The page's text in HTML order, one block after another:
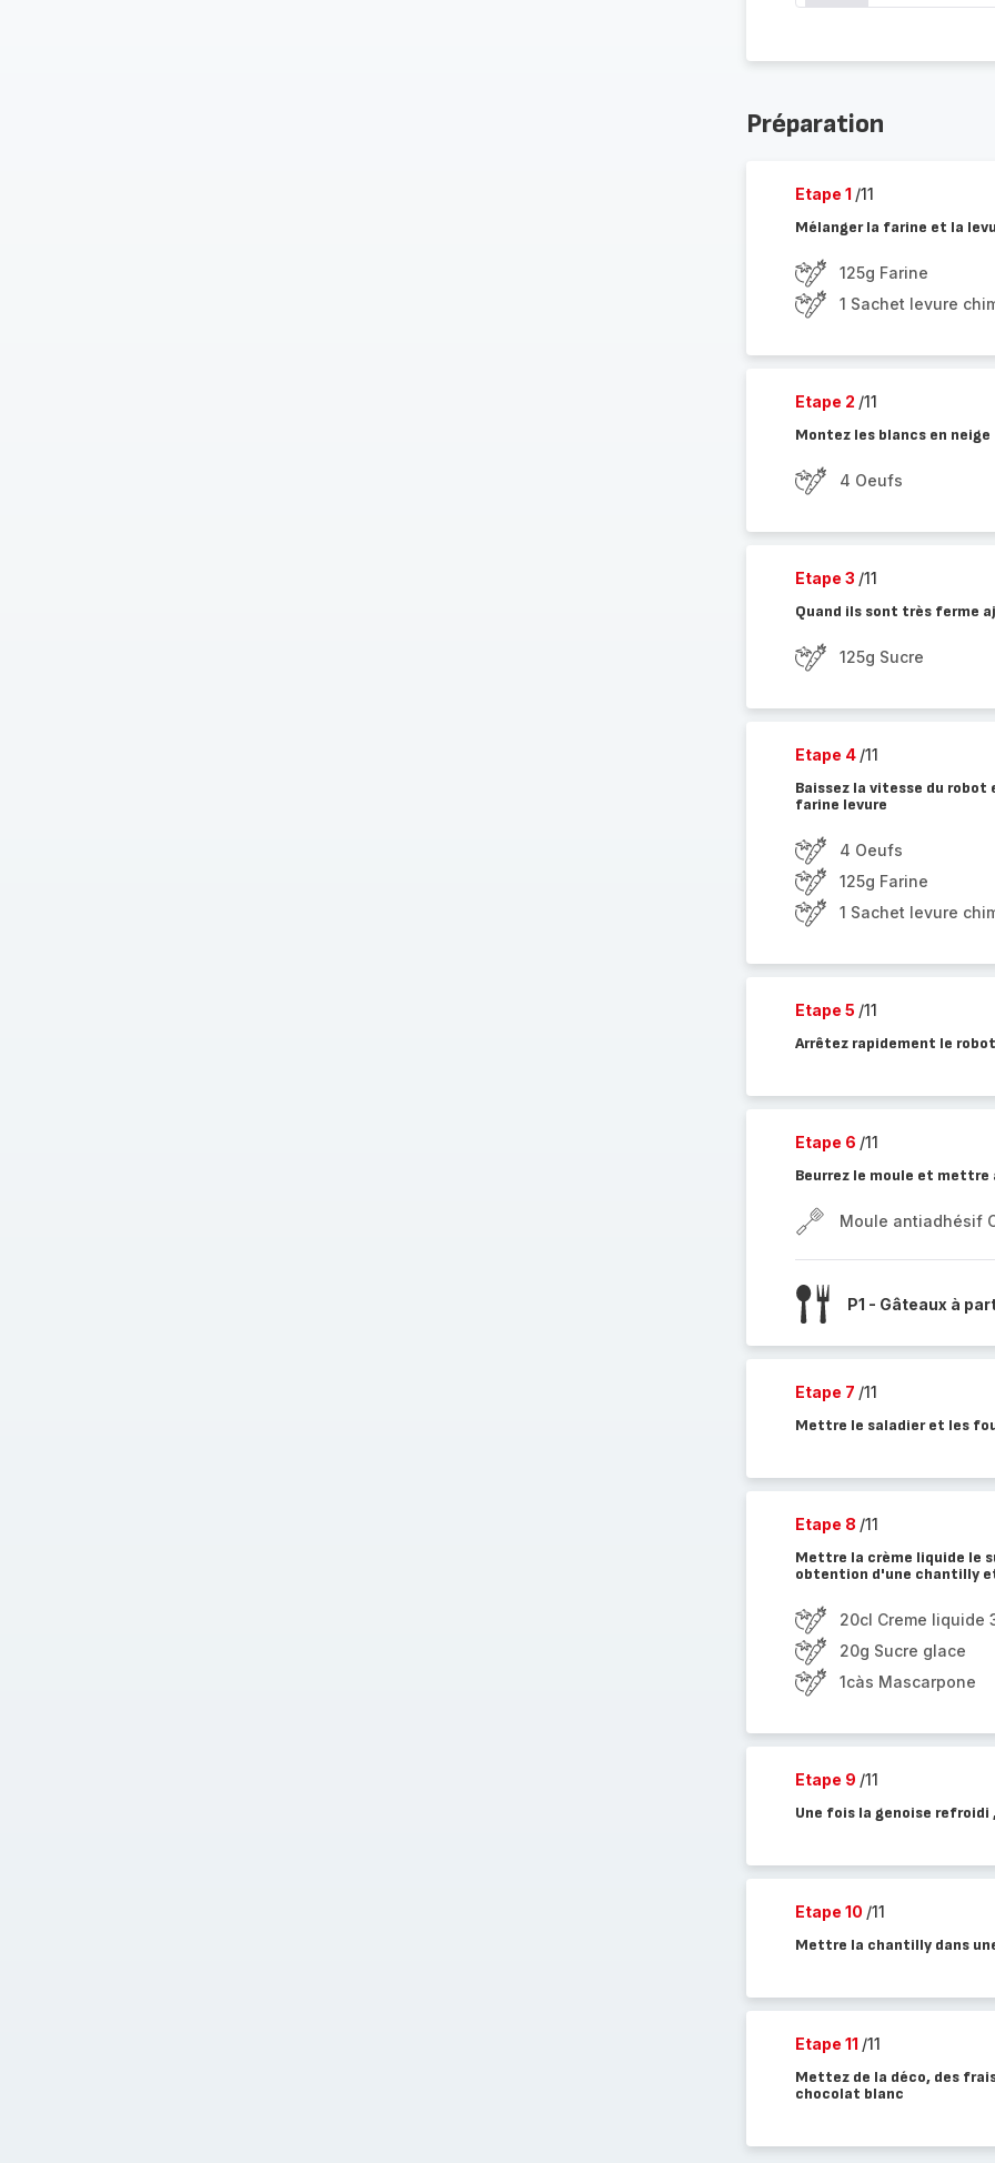
Préparation
Etape 1 /11
Mélanger la farine et la
125g Farine
1 Sachet levure
Etape 2 /11
Montez les blancs en neige
4 Oeufs
Etape 3 /11
Quand ils sont très ferme
125g Sucre
Etape 4 /11
Baissez la vitesse du
farine levure
4 Oeufs
125g Farine
1 Sachet levure
Etape 5 /11
Arrêtez rapidement le robot
Etape 6 /11
Beurrez le moule et mettre
Moule antiadhésif
P1 - Gâteaux à
Etape 7 /11
Mettre le saladier et les
Etape 8 /11
Mettre la crème liquide le
obtention d'une chantilly
20cl Creme liquide
20g Sucre glace
1càs Mascarpone
Etape 9 /11
Une fois la genoise
Etape 10 /11
Mettre la chantilly dans
Etape 11 /11
Mettez de la déco, des
chocolat blanc